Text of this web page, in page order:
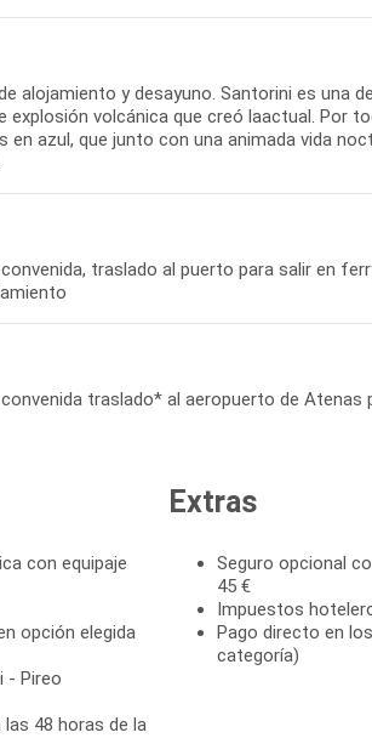
alojamiento y desayuno. Santorini es una
explosión volcánica que creó laactual. Por
en azul, que junto con una animada vida
traslado al puerto para salir en
traslado* al aeropuerto de Atenas
con equipaje
opción elegida
- Pireo
48 horas de la
Extras
Seguro opcional
45 €
Impuestos
Pago directo en
categoría)